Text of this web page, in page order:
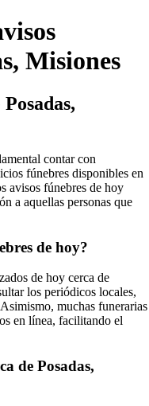
Misiones
contar con
fúnebres disponibles en
avisos fúnebres de hoy
a aquellas personas que
de hoy?
de hoy cerca de
los periódicos locales,
muchas funerarias
en línea, facilitando el
de Posadas,